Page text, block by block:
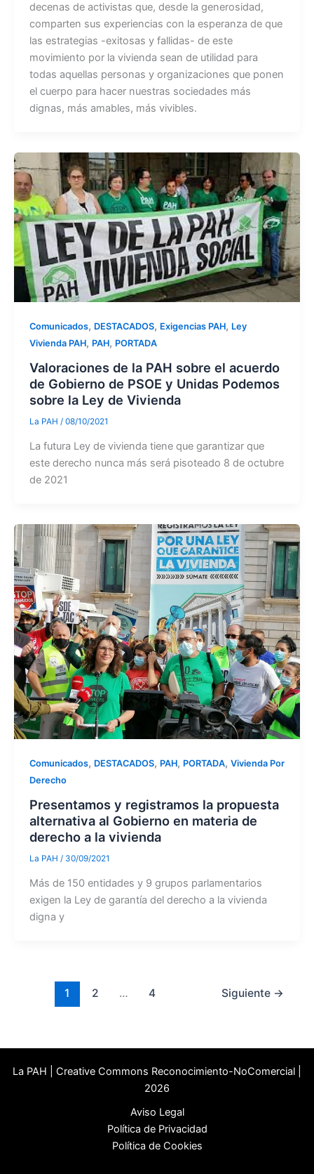
decenas de activistas que, desde la generosidad,
comparten sus experiencias con la esperanza de que
las estrategias -exitosas y fallidas- de este
movimiento por la vivienda sean de utilidad para
todas aquellas personas y organizaciones que ponen
el cuerpo para hacer nuestras sociedades más
dignas, más amables, más vivibles.
Comunicados, DESTACADOS, Exigencias PAH, Ley
Vivienda PAH, PAH, PORTADA
Valoraciones de la PAH sobre el acuerdo
de Gobierno de PSOE y Unidas Podemos
sobre la Ley de Vivienda
La PAH / 08/10/2021
La futura Ley de vivienda tiene que garantizar que
este derecho nunca más será pisoteado 8 de octubre
de 2021
Comunicados, DESTACADOS, PAH, PORTADA, Vivienda Por
Derecho
Presentamos y registramos la propuesta
alternativa al Gobierno en materia de
derecho a la vivienda
La PAH / 30/09/2021
Más de 150 entidades y 9 grupos parlamentarios
exigen la Ley de garantía del derecho a la vivienda
digna y
1 2 … 4 Siguiente →
La PAH | Creative Commons Reconocimiento-NoComercial |
2026
Aviso Legal
Política de Privacidad
Política de Cookies